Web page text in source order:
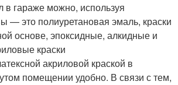
в гараже можно, используя
— это полиуретановая эмаль, краски
основе, эпоксидные, алкидные и
краски
акриловой краской в
помещении удобно. В связи с тем,